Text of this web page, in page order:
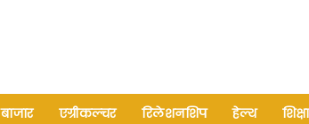
बाजार एग्रीकल्चर रिलेशनशिप हेल्थ